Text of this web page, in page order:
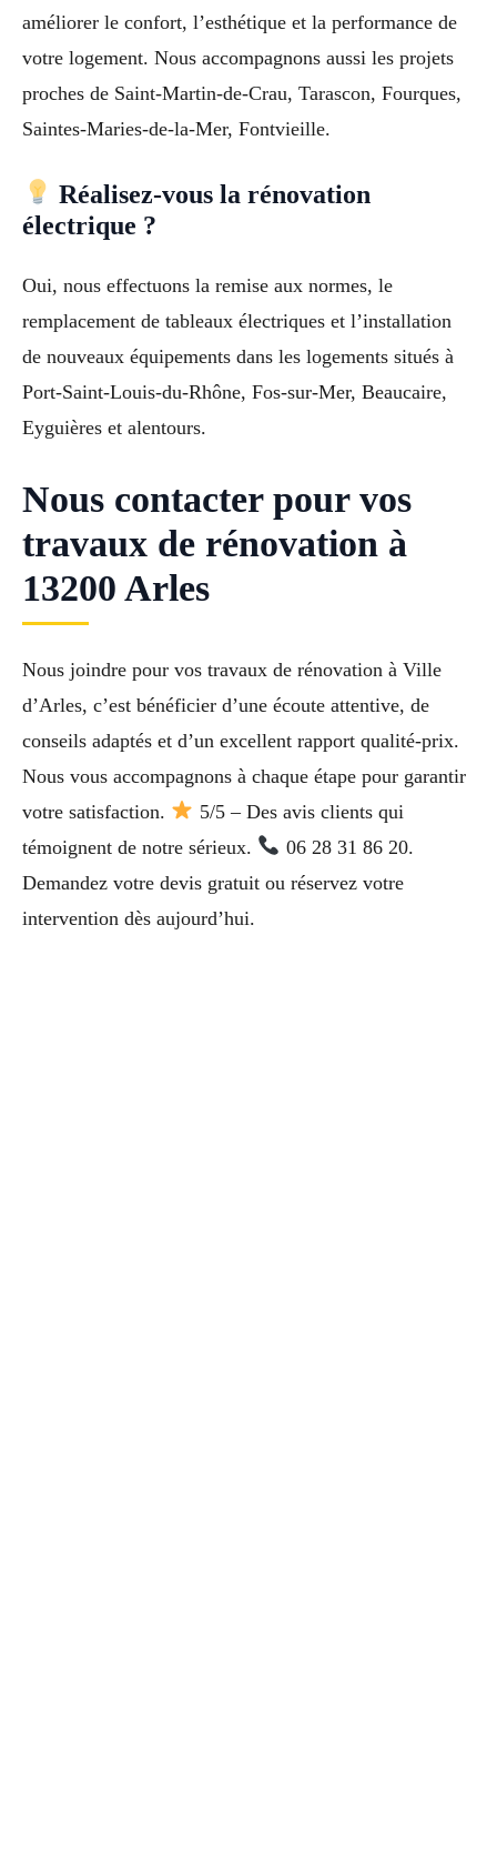
améliorer le confort, l’esthétique et la performance de
votre logement. Nous accompagnons aussi les projets
proches de Saint-Martin-de-Crau, Tarascon, Fourques,
Saintes-Maries-de-la-Mer, Fontvieille.
Réalisez-vous la rénovation
électrique ?
Oui, nous effectuons la remise aux normes, le
remplacement de tableaux électriques et l’installation
de nouveaux équipements dans les logements situés à
Port-Saint-Louis-du-Rhône, Fos-sur-Mer, Beaucaire,
Eyguières et alentours.
Nous contacter pour vos
travaux de rénovation à
13200 Arles
Nous joindre pour vos travaux de rénovation à Ville
d’Arles, c’est bénéficier d’une écoute attentive, de
conseils adaptés et d’un excellent rapport qualité-prix.
Nous vous accompagnons à chaque étape pour garantir
votre satisfaction.
5/5 – Des avis clients qui
témoignent de notre sérieux.
06 28 31 86 20.
Demandez votre devis gratuit ou réservez votre
intervention dès aujourd’hui.